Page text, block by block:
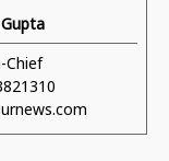
Chief